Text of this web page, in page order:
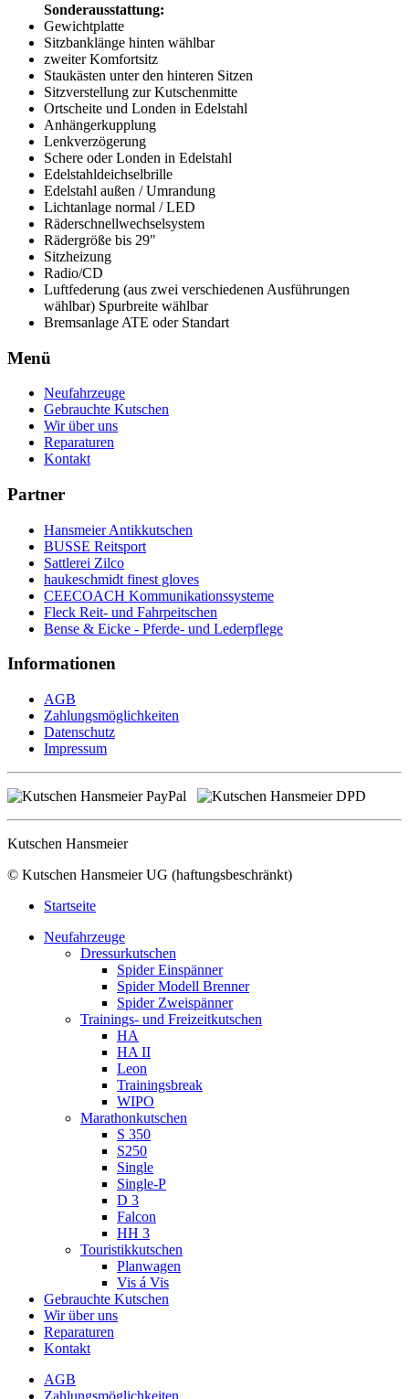
Sonderausstattung:
Gewichtplatte
Sitzbanklänge hinten wählbar
zweiter Komfortsitz
Staukästen unter den hinteren Sitzen
Sitzverstellung zur Kutschenmitte
Ortscheite und Londen in Edelstahl
Anhängerkupplung
Lenkverzögerung
Schere oder Londen in Edelstahl
Edelstahldeichselbrille
Edelstahl außen / Umrandung
Lichtanlage normal / LED
Räderschnellwechselsystem
Rädergröße bis 29"
Sitzheizung
Radio/CD
Luftfederung (aus zwei verschiedenen Ausführungen
wählbar) Spurbreite wählbar
Bremsanlage ATE oder Standart
Menü
Neufahrzeuge
Gebrauchte Kutschen
Wir über uns
Reparaturen
Kontakt
Partner
Hansmeier Antikkutschen
BUSSE Reitsport
Sattlerei Zilco
haukeschmidt finest gloves
CEECOACH Kommunikationssysteme
Fleck Reit- und Fahrpeitschen
Bense & Eicke - Pferde- und Lederpflege
Informationen
AGB
Zahlungsmöglichkeiten
Datenschutz
Impressum
Kutschen Hansmeier
© Kutschen Hansmeier UG (haftungsbeschränkt)
Startseite
Neufahrzeuge
Dressurkutschen
Spider Einspänner
Spider Modell Brenner
Spider Zweispänner
Trainings- und Freizeitkutschen
HA
HA II
Leon
Trainingsbreak
WIPO
Marathonkutschen
S 350
S250
Single
Single-P
D 3
Falcon
HH 3
Touristikkutschen
Planwagen
Vis á Vis
Gebrauchte Kutschen
Wir über uns
Reparaturen
Kontakt
AGB